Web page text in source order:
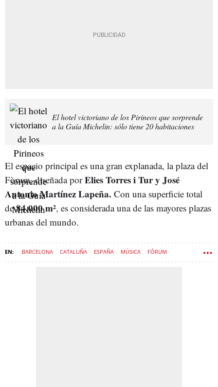
El hotel victoriano de los Pirineos que sorprende
a la Guía Michelin: sólo tiene 20 habitaciones
El espacio principal es una gran explanada, la plaza del
Fòrum, diseñada porElies Torres i Tur y José
Antonio Martínez Lapeña. Con una superficie total
de84.000 m², es considerada una de las mayores plazas
urbanas del mundo.
BARCELONA CATALUÑA ESPAÑA MÚSICA FÓRUM